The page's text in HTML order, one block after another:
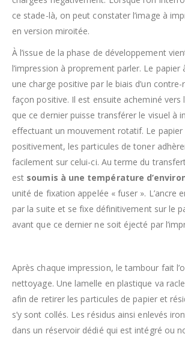
ce stade-là, on peut constater l’image à
en version miroitée.
À l’issue de la phase de développement
l’impression à proprement parler. Le
une charge positive par le biais d’un
façon positive. Il est ensuite acheminé
que ce dernier puisse transférer le visuel à
effectuant un mouvement rotatif. Le papier
positivement, les particules de toner
facilement sur celui-ci. Au terme du
est soumis à une température d’environ
unité de fixation appelée « fuser ». L’ancre
par la suite et se fixe définitivement sur le
avant que ce dernier ne soit éjecté par
Après chaque impression, le tambour fait
nettoyage. Une lamelle en plastique va
afin de retirer les particules de papier et
s’y sont collés. Les résidus ainsi enlevés
dans un réservoir dédié qui est intégré ou